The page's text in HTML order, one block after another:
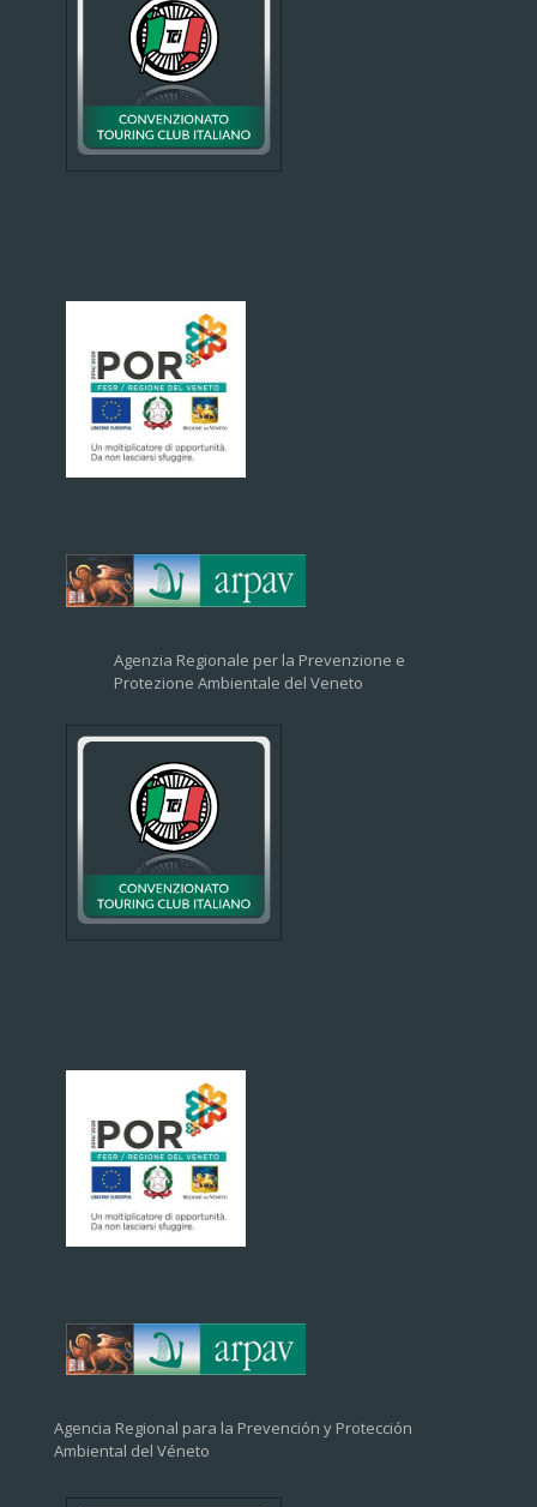
Agenzia Regionale per la Prevenzione e
Protezione Ambientale del Veneto
Agencia Regional para la Prevención y Protección
Ambiental del Véneto